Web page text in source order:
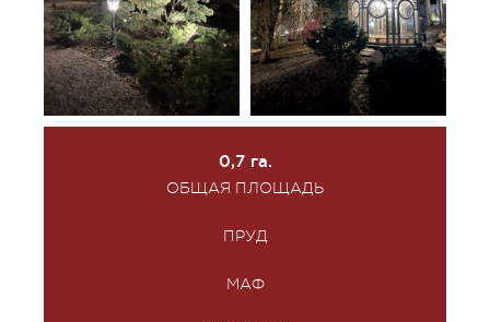
0,7 га.
ОБЩАЯ ПЛОЩАДЬ
ПРУД
МАФ